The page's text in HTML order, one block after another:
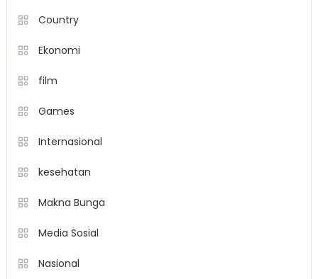
Country
Ekonomi
film
Games
Internasional
kesehatan
Makna Bunga
Media Sosial
Nasional